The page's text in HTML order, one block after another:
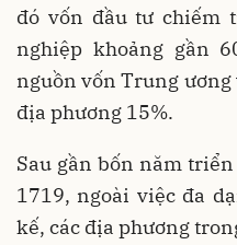
đó vốn đầu tư chiếm
nghiệp khoảng gần
nguồn vốn Trung
địa phương 15%.
Sau gần bốn năm
1719, ngoài việc đa
kế, các địa phương